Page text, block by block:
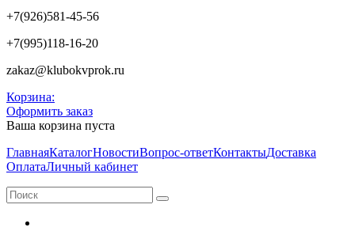
+7(926)581-45-56
+7(995)118-16-20
zakaz@klubokvprok.ru
Корзина:
Оформить заказ
Ваша корзина пуста
ГлавнаяКаталогНовостиВопрос-ответКонтактыДоставка
ОплатаЛичный кабинет